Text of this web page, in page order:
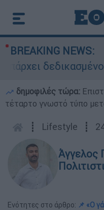
BREAKING NEWS:
δεδικασμένο
δημοφιλές τώρα:
τέταρτο γνωστό τύπο
┋ Lifestyle ┋
Άγγελος
Ενότητες στο άρθρο: 📌 «Ο